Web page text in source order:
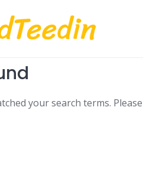
your search terms.